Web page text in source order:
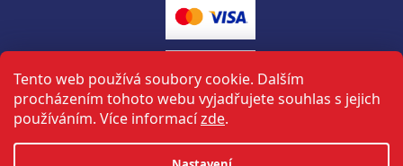
Tento web používá soubory cookie. Dalším
procházením tohoto webu vyjadřujete souhlas s jejich
používáním. Více informacízde.
Vytvořil Shoptet